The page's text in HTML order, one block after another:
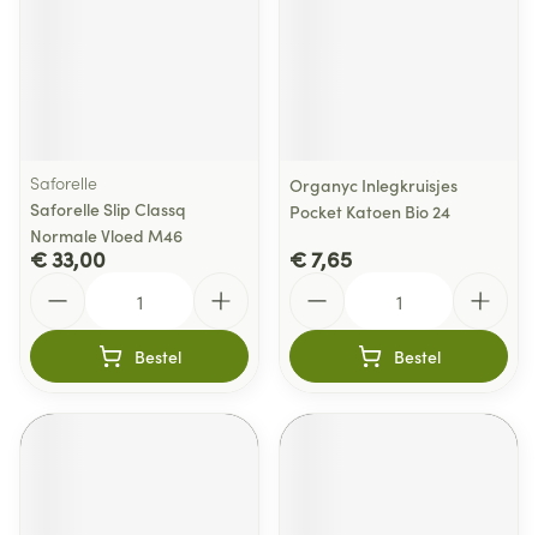
Saforelle
Saforelle Slip Classq
Normale Vloed M46
€ 33,00
Bestel
Organyc Inlegkruisjes
Pocket Katoen Bio 24
€ 7,65
Bestel